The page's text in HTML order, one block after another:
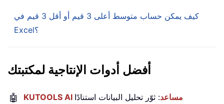
كيف يمكن حساب متوسط أعلى 3 قيم أو أقل 3 قيم في
Excel؟
أفضل أدوات الإنتاجية لمكتبتك
🤖 KUTOOLS AI مساعد: ثوّر تحليل البيانات استنادًا